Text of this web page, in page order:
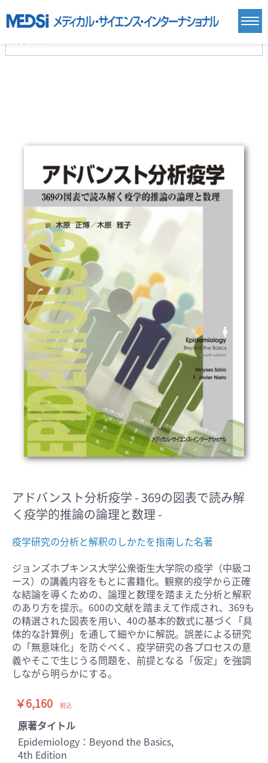
基礎医学(93)
基礎医学関連科学(80)
自然科学(25)
薬学(7)
保健・体育(1)
衛生・公衆衛生学(14)
医学一般(91) マルチメディア(0)
アドバンスト分析疫学 - 369の図表で読み解
く疫学的推論の論理と数理 -
疫学研究の分析と解釈のしかたを指南した名著
ジョンズホプキンス大学公衆衛生大学院の疫学（中級コ
ース）の講義内容をもとに書籍化。観察的疫学から正確
な結論を導くための、論理と数理を踏まえた分析と解釈
のあり方を提示。600の文献を踏まえて作成され、369も
の精選された図表を用い、40の基本的数式に基づく「具
体的な計算例」を通して細やかに解説。誤差による研究
の「無意味化」を防ぐべく、疫学研究の各プロセスの意
義やそこで生じうる問題を、前提となる「仮定」を強調
しながら明らかにする。
￥6,160 税込
原著タイトル
Epidemiology：Beyond the Basics,
4th Edition